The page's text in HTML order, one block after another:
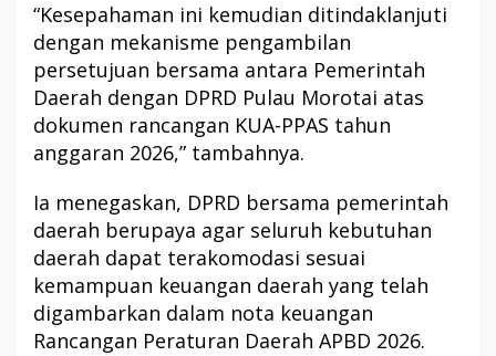
“Kesepahaman ini kemudian ditindaklanjuti
dengan mekanisme pengambilan
persetujuan bersama antara Pemerintah
Daerah dengan DPRD Pulau Morotai atas
dokumen rancangan KUA-PPAS tahun
anggaran 2026,” tambahnya.
Ia menegaskan, DPRD bersama pemerintah
daerah berupaya agar seluruh kebutuhan
daerah dapat terakomodasi sesuai
kemampuan keuangan daerah yang telah
digambarkan dalam nota keuangan
Rancangan Peraturan Daerah APBD 2026.